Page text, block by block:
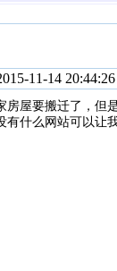
11-14 20:44:26
房屋要搬迁了，但
有什么网站可以让